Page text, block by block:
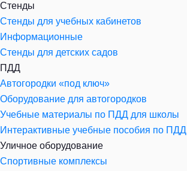
Стенды
Стенды для учебных кабинетов
Информационные
Стенды для детских садов
ПДД
Автогородки «под ключ»
Оборудование для автогородков
Учебные материалы по ПДД для школы
Интерактивные учебные пособия по ПДД
Уличное оборудование
Спортивные комплексы